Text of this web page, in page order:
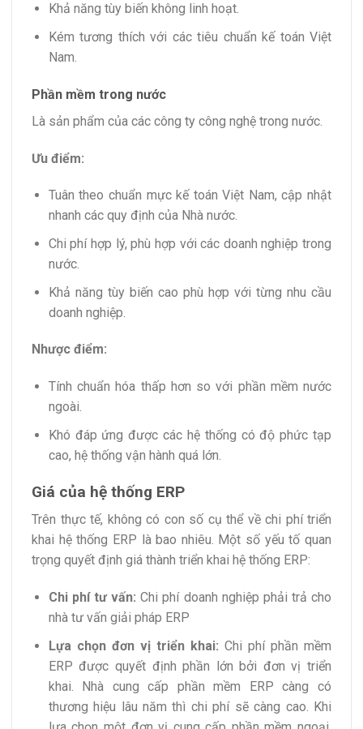
Khả năng tùy biến không linh hoạt.
Kém tương thích với các tiêu chuẩn kế toán Việt
Nam.
Phần mềm trong nước
Là sản phẩm của các công ty công nghệ trong nước.
Ưu điểm:
Tuân theo chuẩn mực kế toán Việt Nam, cập nhật
nhanh các quy định của Nhà nước.
Chi phí hợp lý, phù hợp với các doanh nghiệp trong
nước.
Khả năng tùy biến cao phù hợp với từng nhu cầu
doanh nghiệp.
Nhược điểm:
Tính chuẩn hóa thấp hơn so với phần mềm nước
ngoài.
Khó đáp ứng được các hệ thống có độ phức tạp
cao, hệ thống vận hành quá lớn.
Giá của hệ thống ERP
Trên thực tế, không có con số cụ thể về chi phí triển
khai hệ thống ERP là bao nhiêu. Một số yếu tố quan
trọng quyết định giá thành triển khai hệ thống ERP:
Chi phí tư vấn:Chi phí doanh nghiệp phải trả cho
nhà tư vấn giải pháp ERP
Lựa chọn đơn vị triển khai: Chi phí phần mềm
ERP được quyết định phần lớn bởi đơn vị triển
khai. Nhà cung cấp phần mềm ERP càng có
thương hiệu lâu năm thì chi phí sẽ càng cao. Khi